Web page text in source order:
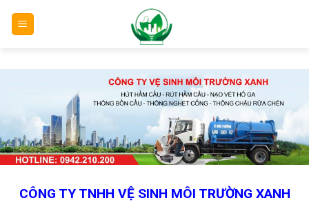
CÔNG TY TNHH VỆ SINH MÔI TRƯỜNG XANH